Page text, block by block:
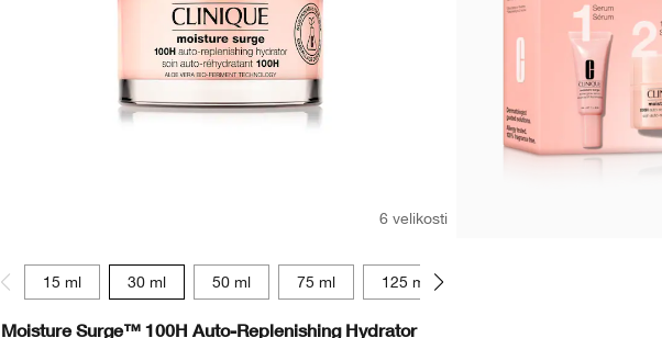
6 velikosti
15 ml 30 ml 50 ml 75 ml 125 ml
Moisture Surge™ 100H Auto-Replenishing Hydrator